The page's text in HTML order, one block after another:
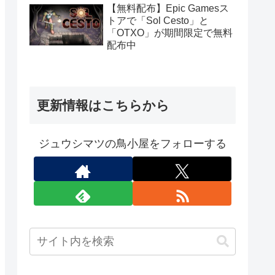
【無料配布】Epic Gamesス
トアで「Sol Cesto」と
「OTXO」が期間限定で無料
配布中
更新情報はこちらから
ジュウシマツの鳥小屋をフォローする